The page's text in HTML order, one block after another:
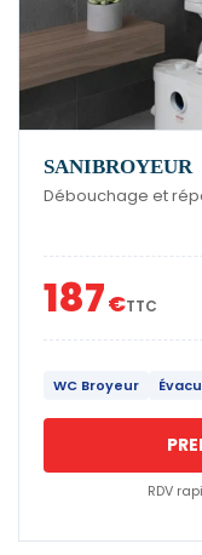
SANIBROYEUR
Débouchage et
187€TTC
WC Broyeur
RDV